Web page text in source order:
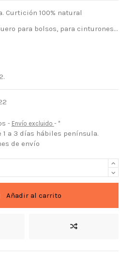
Curtición 100% natural
para bolsos, para cinturones...
Envío excluido *
1 a 3 días hábiles península.
de envío
Añadir al carrito